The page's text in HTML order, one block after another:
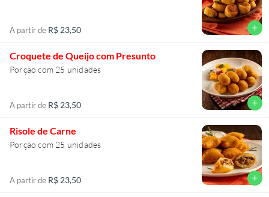
A partir de R$ 23,50 add
Croquete de Queijo com Presunto
Porção com 25 unidades
A partir de R$ 23,50 add
Risole de Carne
Porção com 25 unidades
A partir de R$ 23,50 add